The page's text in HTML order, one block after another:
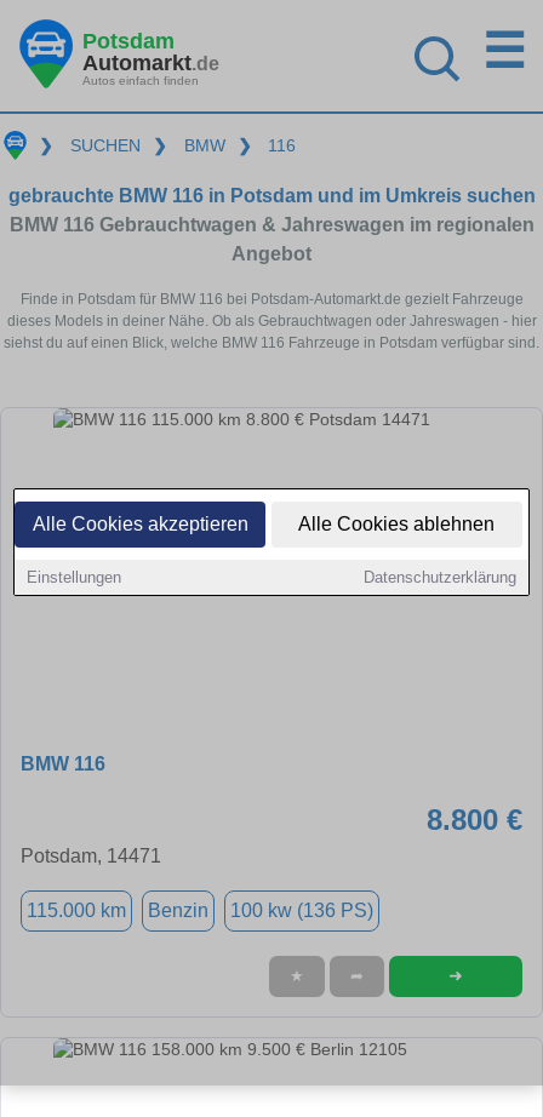
Alle Cookies akzeptieren Alle Cookies ablehnen
Einstellungen Datenschutzerklärung
Potsdam
Automarkt.de
Autos einfach finden
☰
❯ SUCHEN ❯ BMW ❯ 116
gebrauchte BMW 116 in Potsdam und im Umkreis suchen
BMW 116 Gebrauchtwagen & Jahreswagen im regionalen
Angebot
Finde in Potsdam für BMW 116 bei Potsdam-Automarkt.de gezielt Fahrzeuge
dieses Models in deiner Nähe. Ob als Gebrauchtwagen oder Jahreswagen - hier
siehst du auf einen Blick, welche BMW 116 Fahrzeuge in Potsdam verfügbar sind.
BMW 116
8.800 €
Potsdam, 14471
115.000 km Benzin 100 kw (136 PS)
★ ➦ ➜